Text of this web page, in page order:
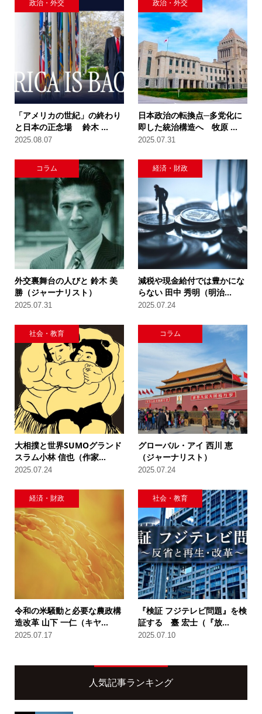
政治・外交
「アメリカの世紀」の終わり
と日本の正念場 鈴木 ...
2025.08.07
政治・外交
日本政治の転換点─多党化に
即した統治構造へ 牧原 ...
2025.07.31
コラム
外交裏舞台の人びと 鈴木 美
勝（ジャーナリスト）
2025.07.31
経済・財政
減税や現金給付では豊かにな
らない 田中 秀明（明治...
2025.07.24
社会・教育
大相撲と世界SUMOグランド
スラム小林 信也（作家...
2025.07.24
コラム
グローバル・アイ 西川 恵
（ジャーナリスト）
2025.07.24
経済・財政
令和の米騒動と必要な農政構
造改革 山下 一仁（キヤ...
2025.07.17
社会・教育
『検証 フジテレビ問題』を検
証する 臺 宏士（『放...
2025.07.10
人気記事ランキング